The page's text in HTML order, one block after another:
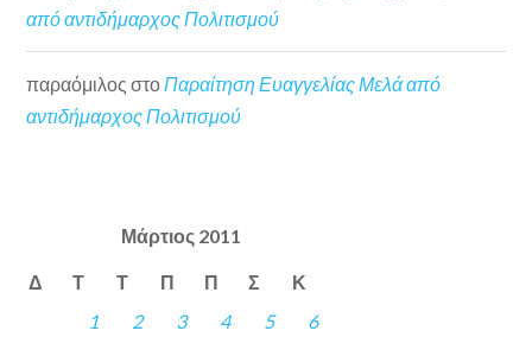
από αντιδήμαρχος Πολιτισμού
παραόμιλος στοΠαραίτηση Ευαγγελίας Μελά από
αντιδήμαρχος Πολιτισμού
Μάρτιος 2011
Δ Τ Τ Π Π Σ Κ
1 2 3 4 5
6